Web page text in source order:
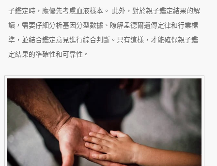
子鑑定時，應優先考慮血液樣本。 此外，對於親子鑑定結果的解
讀，需要仔細分析基因分型數據、瞭解孟德爾遺傳定律和行業標
準，並結合鑑定意見進行綜合判斷。只有這樣，才能確保親子鑑
定結果的準確性和可靠性。